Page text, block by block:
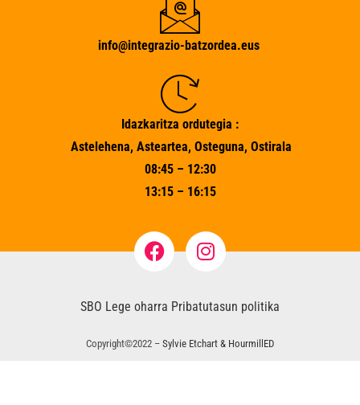
info@integrazio-batzordea.eus
Idazkaritza ordutegia :
Astelehena, Asteartea, Osteguna, Ostirala
08:45 – 12:30
13:15 – 16:15
SBO Lege oharra Pribatutasun politika
Copyright©2022 – Sylvie Etchart & HourmillED